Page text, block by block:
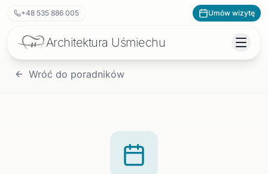
+48 535 886 005 Umów wizytę
Architektura Uśmiechu
Wróć do poradników